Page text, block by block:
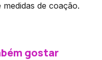
de coação.
gostar